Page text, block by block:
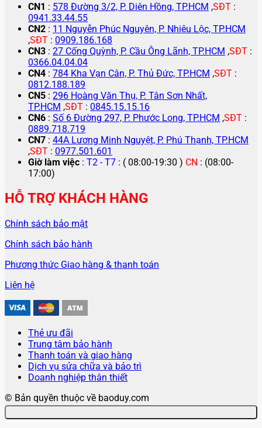
CN1 : 578 Đường 3/2, P. Diên Hồng, TP.HCM ,SĐT :
0941.33.44.55
CN2 : 11 Nguyễn Phúc Nguyên, P. Nhiêu Lộc, TP.HCM
,SĐT : 0909.186.168
CN3 : 27 Cống Quỳnh, P. Cầu Ông Lãnh, TP.HCM ,SĐT :
0366.04.04.04
CN4 : 784 Kha Vạn Cân, P. Thủ Đức, TP.HCM ,SĐT :
0812.188.189
CN5 : 296 Hoàng Văn Thụ, P. Tân Sơn Nhất,
TP.HCM ,SĐT : 0845.15.15.16
CN6 : Số 6 Đường 297, P. Phước Long, TP.HCM ,SĐT :
0889.718.719
CN7 : 44A Lương Minh Nguyệt, P. Phú Thạnh, TP.HCM
,SĐT : 0977.501.601
Giờ làm việc : T2 - T7 : ( 08:00-19:30 ) CN : (08:00-
17:00)
HỖ TRỢ KHÁCH HÀNG
Chính sách bảo mật
Chính sách bảo hành
Phương thức Giao hàng & thanh toán
Liên hệ
Thẻ ưu đãi
Trung tâm bảo hành
Thanh toán và giao hàng
Dịch vụ sửa chữa và bảo trì
Doanh nghiệp thân thiết
© Bản quyền thuộc về baoduy.com